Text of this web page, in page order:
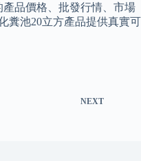
品價格、批發行情、市場
糞池20立方產品提供真實可
NEXT